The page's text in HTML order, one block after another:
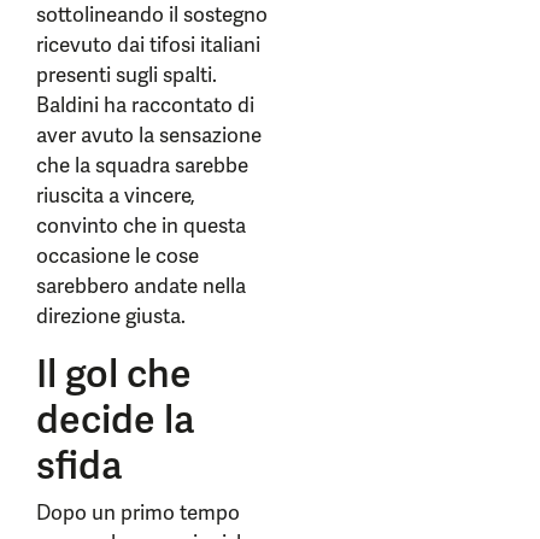
sottolineando il sostegno
ricevuto dai tifosi italiani
presenti sugli spalti.
Baldini ha raccontato di
aver avuto la sensazione
che la squadra sarebbe
riuscita a vincere,
convinto che in questa
occasione le cose
sarebbero andate nella
direzione giusta.
Il gol che
decide la
sfida
Dopo un primo tempo